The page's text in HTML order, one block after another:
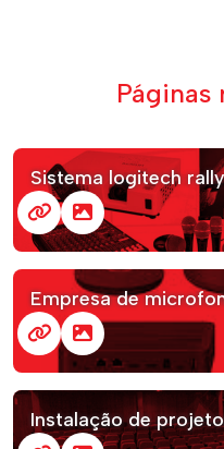
Páginas
Sistema logitech rally
Empresa de
Instalação de